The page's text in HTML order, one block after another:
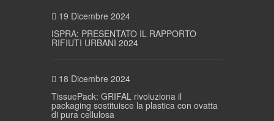
19 Dicembre 2024
ISPRA: PRESENTATO IL RAPPORTO
RIFIUTI URBANI 2024
18 Dicembre 2024
TissuePack: GRIFAL rivoluziona il
packaging sostituisce la plastica con ovatta
di pura cellulosa